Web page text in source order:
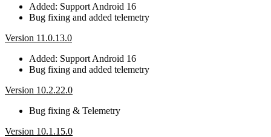
Added: Support Android 16
Bug fixing and added telemetry
Version 11.0.13.0
Added: Support Android 16
Bug fixing and added telemetry
Version 10.2.22.0
Bug fixing & Telemetry
Version 10.1.15.0